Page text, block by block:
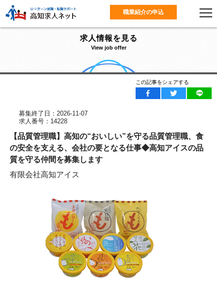
職業紹介の申込
求人情報を見る
View job offer
この記事をシェアする
募集終了日：2026-11-07
求人番号：14228
【品質管理職】高知の“おいしい”を守る品質管理職、食
の安全を支える、会社の要となる仕事◆高知アイスの品
質を守る仲間を募集します
有限会社高知アイス